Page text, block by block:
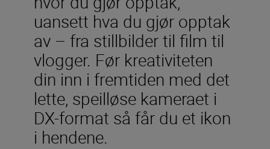
uansett hva du gjør opptak
av – fra stillbilder til film til
vlogger. Før kreativiteten
din inn i fremtiden med det
lette, speilløse kameraet i
DX-format så får du et ikon
i hendene.